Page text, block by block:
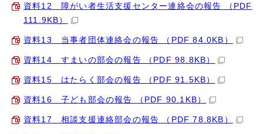
資料12 障がい者生活支援センター連絡会の報告 （PDF
111.9KB）
資料13 当事者団体連絡会の報告 （PDF 84.0KB）
資料14 すまいの部会の報告 （PDF 98.8KB）
資料15 はたらく部会の報告 （PDF 91.5KB）
資料16 子ども部会の報告 （PDF 90.1KB）
資料17 相談支援連絡部会の報告 （PDF 78.8KB）